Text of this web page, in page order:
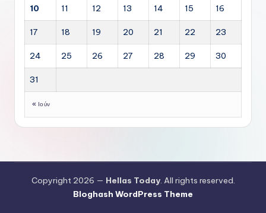
10 11 12 13 14 15 16
17 18 19 20 21 22 23
24 25 26 27 28 29 30
31
« Ιούν
Copyright 2026 — Hellas Today. All rights reserved.
Bloghash WordPress Theme